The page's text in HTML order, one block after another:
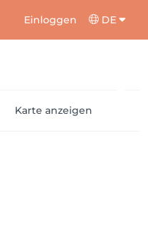
Einloggen DE
Karte anzeigen